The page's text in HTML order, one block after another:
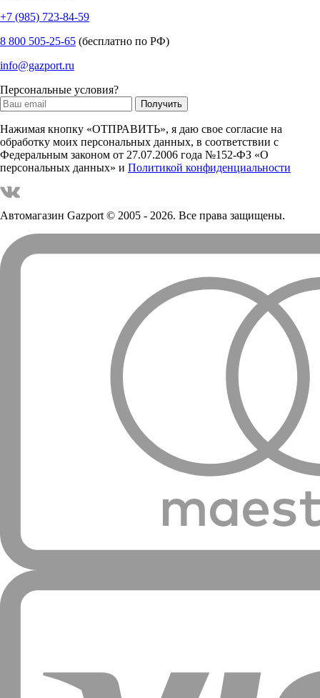
+7 (985) 723-84-59
8 800 505-25-65 (бесплатно по РФ)
info@gazport.ru
Персональные условия?
Нажимая кнопку «ОТПРАВИТЬ», я даю свое согласие на
обработку моих персональных данных, в соответствии с
Федеральным законом от 27.07.2006 года №152-ФЗ «О
персональных данных» и Политикой конфиденциальности
Автомагазин Gazport© 2005 - 2026. Все права защищены.